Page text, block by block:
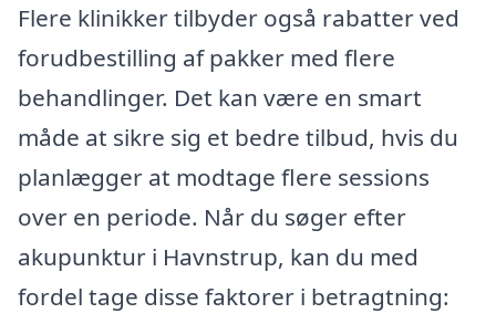
Flere klinikker tilbyder også rabatter ved
forudbestilling af pakker med flere
behandlinger. Det kan være en smart
måde at sikre sig et bedre tilbud, hvis du
planlægger at modtage flere sessions
over en periode. Når du søger efter
akupunktur i Havnstrup, kan du med
fordel tage disse faktorer i betragtning: